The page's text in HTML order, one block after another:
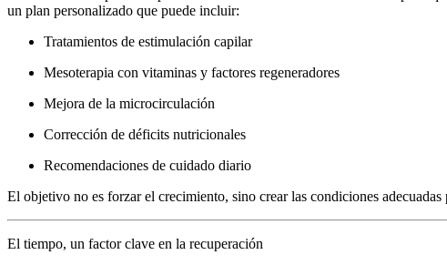
un plan personalizado que puede incluir:
Tratamientos de estimulación capilar
Mesoterapia con vitaminas y factores regeneradores
Mejora de la microcirculación
Corrección de déficits nutricionales
Recomendaciones de cuidado diario
El objetivo no es forzar el crecimiento, sino crear las condiciones
El tiempo, un factor clave en la recuperación